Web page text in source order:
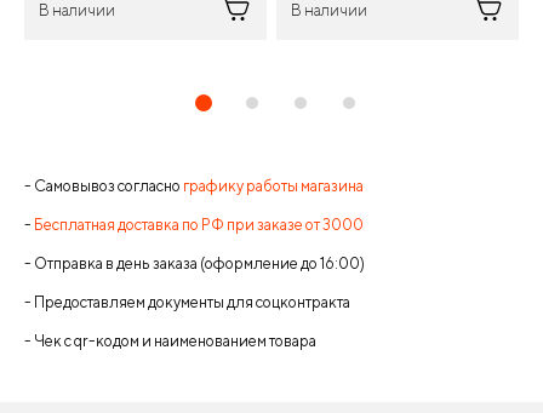
В наличии В наличии
- Самовывоз согласно графику работы магазина
- Бесплатная доставка по РФ при заказе от 3000
- Отправка в день заказа (оформление до 16:00)
- Предоставляем документы для соцконтракта
- Чек с qr-кодом и наименованием товара